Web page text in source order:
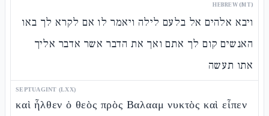
HEBREW (MT)
ויבא אלהים אל בלעם לילה ויאמר לו אם לקרא לך באו
האנשים קום לך אתם ואך את הדבר אשר אדבר אליך
אתו תעשה
SEPTUAGINT (LXX)
καὶ ἦλθεν ὁ θεὸς πρὸς Βαλααμ νυκτὸς καὶ εἶπεν